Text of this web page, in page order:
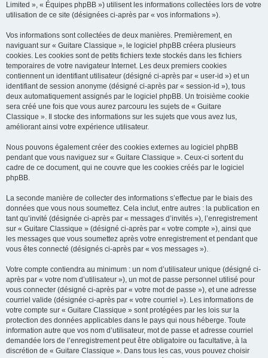
Limited », « Équipes phpBB ») utilisent les informations collectées lors de votre
utilisation de ce site (désignées ci-après par « vos informations »).
Vos informations sont collectées de deux manières. Premièrement, en
naviguant sur « Guitare Classique », le logiciel phpBB créera plusieurs
cookies. Les cookies sont de petits fichiers texte stockés dans les fichiers
temporaires de votre navigateur Internet. Les deux premiers cookies
contiennent un identifiant utilisateur (désigné ci-après par « user-id ») et un
identifiant de session anonyme (désigné ci-après par « session-id »), tous
deux automatiquement assignés par le logiciel phpBB. Un troisième cookie
sera créé une fois que vous aurez parcouru les sujets de « Guitare
Classique ». Il stocke des informations sur les sujets que vous avez lus,
améliorant ainsi votre expérience utilisateur.
Nous pouvons également créer des cookies externes au logiciel phpBB
pendant que vous naviguez sur « Guitare Classique ». Ceux-ci sortent du
cadre de ce document, qui ne couvre que les cookies créés par le logiciel
phpBB.
La seconde manière de collecter des informations s’effectue par le biais des
données que vous nous soumettez. Cela inclut, entre autres : la publication en
tant qu’invité (désignée ci-après par « messages d’invités »), l’enregistrement
sur « Guitare Classique » (désigné ci-après par « votre compte »), ainsi que
les messages que vous soumettez après votre enregistrement et pendant que
vous êtes connecté (désignés ci-après par « vos messages »).
Votre compte contiendra au minimum : un nom d’utilisateur unique (désigné ci-
après par « votre nom d’utilisateur »), un mot de passe personnel utilisé pour
vous connecter (désigné ci-après par « votre mot de passe »), et une adresse
courriel valide (désignée ci-après par « votre courriel »). Les informations de
votre compte sur « Guitare Classique » sont protégées par les lois sur la
protection des données applicables dans le pays qui nous héberge. Toute
information autre que vos nom d’utilisateur, mot de passe et adresse courriel
demandée lors de l’enregistrement peut être obligatoire ou facultative, à la
discrétion de « Guitare Classique ». Dans tous les cas, vous pouvez choisir